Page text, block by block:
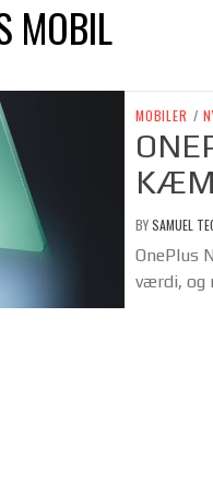
MOBIL
MOBILER /
BYSAMUEL
OnePlus
værdi, og